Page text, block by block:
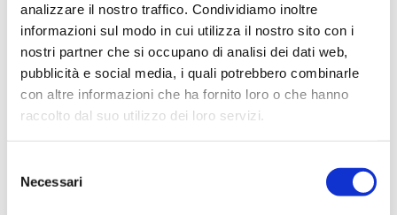
analizzare il nostro traffico. Condividiamo inoltre
informazioni sul modo in cui utilizza il nostro sito con i
nostri partner che si occupano di analisi dei dati web,
pubblicità e social media, i quali potrebbero combinarle
con altre informazioni che ha fornito loro o che hanno
raccolto dal suo utilizzo dei loro servizi.
delNecessari
Codice Etico
Comunicato Asco Holding